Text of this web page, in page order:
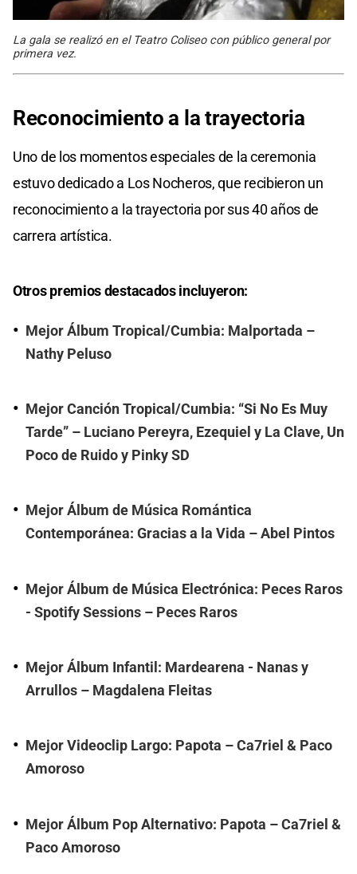
La gala se realizó en el Teatro Coliseo con público general por
primera vez.
Reconocimiento a la trayectoria
Uno de los momentos especiales de la ceremonia
estuvo dedicado a Los Nocheros, que recibieron un
reconocimiento a la trayectoria por sus 40 años de
carrera artística.
Otros premios destacados incluyeron:
Mejor Álbum Tropical/Cumbia: Malportada –
Nathy Peluso
Mejor Canción Tropical/Cumbia: “Si No Es Muy
Tarde” – Luciano Pereyra, Ezequiel y La Clave, Un
Poco de Ruido y Pinky SD
Mejor Álbum de Música Romántica
Contemporánea: Gracias a la Vida – Abel Pintos
Mejor Álbum de Música Electrónica: Peces Raros
- Spotify Sessions – Peces Raros
Mejor Álbum Infantil: Mardearena - Nanas y
Arrullos – Magdalena Fleitas
Mejor Videoclip Largo: Papota – Ca7riel & Paco
Amoroso
Mejor Álbum Pop Alternativo: Papota – Ca7riel &
Paco Amoroso